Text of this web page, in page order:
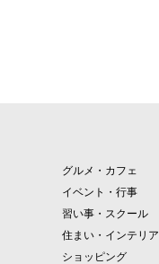
グルメ・カフェ
イベント・行事
習い事・スクール
住まい・インテリア
ショッピング